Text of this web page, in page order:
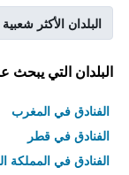
البلدان الأكثر شعبية
البلدان التي يبحث
الفنادق في المغرب
الفنادق في قطر
الفنادق في المملكة